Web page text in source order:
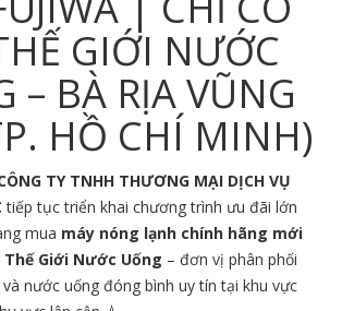
GIỚI NƯỚC
– BÀ RỊA VŨNG
HỒ CHÍ MINH)
TY TNHH THƯƠNG MẠI DỊCH VỤ
tiếp tục triển khai chương trình ưu đãi lớn
mua máy nóng lạnh chính hãng mới
Thế Giới Nước Uống – đơn vị phân phối
nước uống đóng bình uy tín tại khu vực